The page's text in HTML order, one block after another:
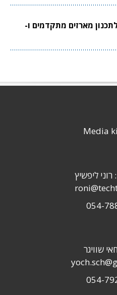
מארזים מתקדמים ו-
Media
ליפשיץ
054-
שוויגר
054-